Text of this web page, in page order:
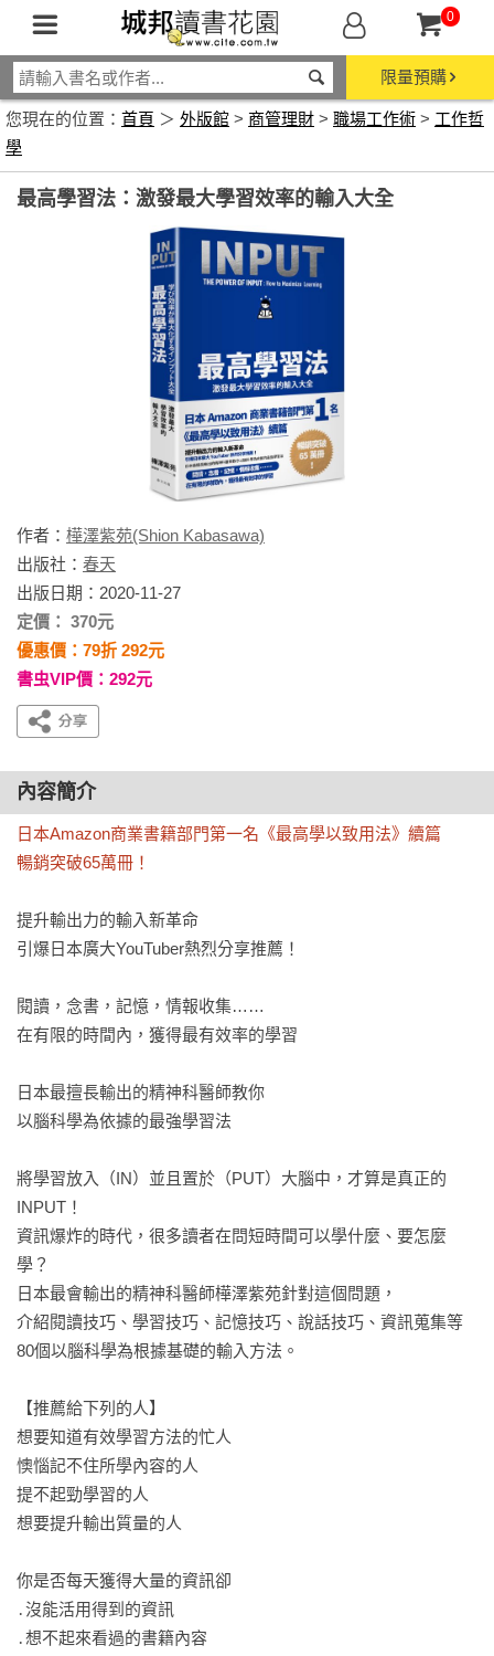
0
限量預購
您現在的位置： 首頁 ＞ 外版館 > 商管理財 > 職場工作術 > 工作哲
學
最高學習法：激發最大學習效率的輸入大全
作者： 樺澤紫苑(Shion Kabasawa)
出版社： 春天
出版日期：2020-11-27
定價： 370元
優惠價：79折 292元
書虫VIP價：292元
內容簡介
日本Amazon商業書籍部門第一名《最高學以致用法》續篇
暢銷突破65萬冊！
提升輸出力的輸入新革命
引爆日本廣大YouTuber熱烈分享推薦！
閱讀，念書，記憶，情報收集……
在有限的時間內，獲得最有效率的學習
日本最擅長輸出的精神科醫師教你
以腦科學為依據的最強學習法
將學習放入（IN）並且置於（PUT）大腦中，才算是真正的
INPUT！
資訊爆炸的時代，很多讀者在問短時間可以學什麼、要怎麼
學？
日本最會輸出的精神科醫師樺澤紫苑針對這個問題，
介紹閱讀技巧、學習技巧、記憶技巧、說話技巧、資訊蒐集等
80個以腦科學為根據基礎的輸入方法。
【推薦給下列的人】
想要知道有效學習方法的忙人
懊惱記不住所學內容的人
提不起勁學習的人
想要提升輸出質量的人
你是否每天獲得大量的資訊卻
․沒能活用得到的資訊
․想不起來看過的書籍內容